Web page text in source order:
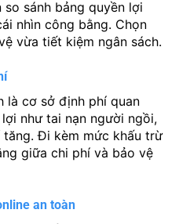
so sánh bảng quyền lợi
nhìn công bằng. Chọn
vừa tiết kiệm ngân sách.
là cơ sở định phí quan
như tai nạn người ngồi,
Đi kèm mức khấu trừ
giữa chi phí và bảo vệ
an toàn